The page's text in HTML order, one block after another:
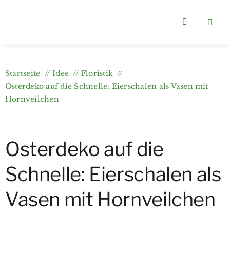
Toggle
Kategorien
Startseite Idee
Floristik
Osterdeko auf die Schnelle: Eierschalen als Vasen mit
Hornveilchen
Osterdeko auf die
Schnelle: Eierschalen als
Vasen mit Hornveilchen